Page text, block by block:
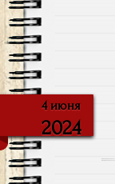
4 июня
2024